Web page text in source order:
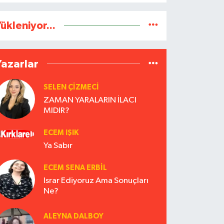
SELEN ÇİZMECİ
ZAMAN YARALARIN İLACI
MIDIR?
ECEM IŞIK
Ya Sabır
ECEM SENA ERBIL
Israr Ediyoruz Ama Sonuçları
Ne?
ALEYNA DALBOY